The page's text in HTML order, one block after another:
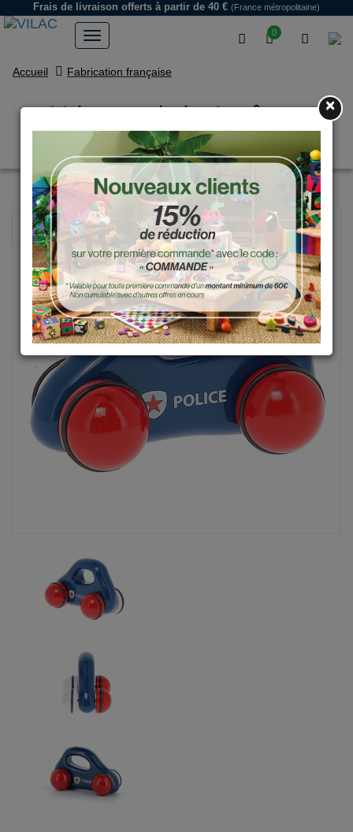
0
Frais de livraison offerts à partir de 40 € (France métropolitaine)
Accueil Fabrication française
Voiture en bois, 1er âge -
Modèle police
×